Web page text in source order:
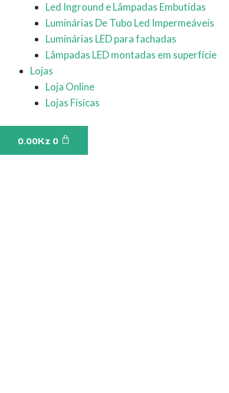
Led Inground e Lâmpadas Embutidas
Luminárias De Tubo Led Impermeáveis
Luminárias LED para fachadas
Lâmpadas LED montadas em superfície
Lojas
Loja Online
Lojas Físicas
0.00Kz 0
Cart